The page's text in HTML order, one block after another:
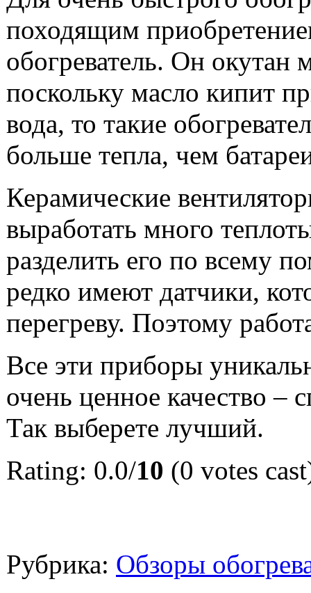
походящим
обогреватель. Он окутан
поскольку масло кипит
вода, то такие
больше тепла, чем
Керамические
выработать много
разделить его по всему
редко имеют датчики,
перегреву. Поэтому
Все эти приборы
очень ценное качество –
Так выберете лучший.
Rating: 0.0/10 (0 votes
Рубрика: Обзоры